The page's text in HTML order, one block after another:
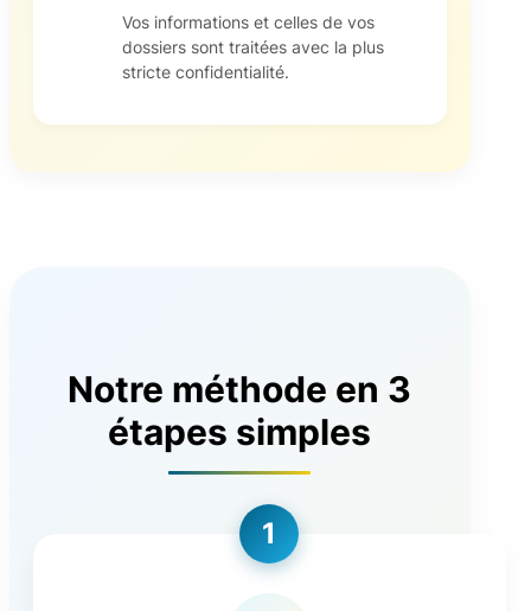
Vos informations et celles de vos
dossiers sont traitées avec la plus
stricte confidentialité.
Notre méthode en 3
étapes simples
1